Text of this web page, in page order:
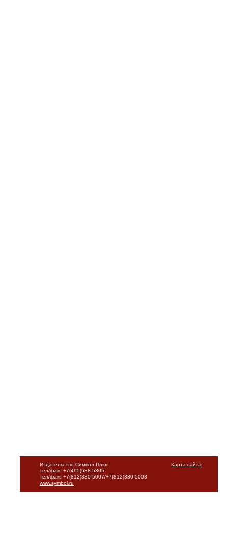
Карта сайта
Издательство Символ-Плюс
тел/факс +7(495)638-5305
тел/факс +7(812)380-5007/+7(812)380-5008
www.symbol.ru